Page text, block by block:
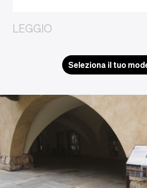
LEGGIO
Seleziona il tuo